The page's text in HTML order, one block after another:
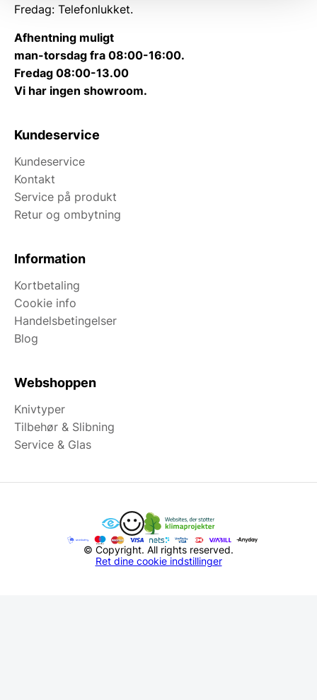
Fredag: Telefonlukket.
Afhentning muligt
man-torsdag fra 08:00-16:00.
Fredag 08:00-13.00
Vi har ingen showroom.
Kundeservice
Kundeservice
Kontakt
Service på produkt
Retur og ombytning
Information
Kortbetaling
Cookie info
Handelsbetingelser
Blog
Webshoppen
Knivtyper
Tilbehør & Slibning
Service & Glas
© Copyright. All rights reserved.
Ret dine cookie indstillinger